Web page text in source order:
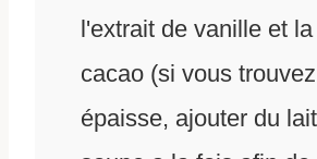
l'extrait de vanille et
cacao (si vous
épaisse, ajouter du